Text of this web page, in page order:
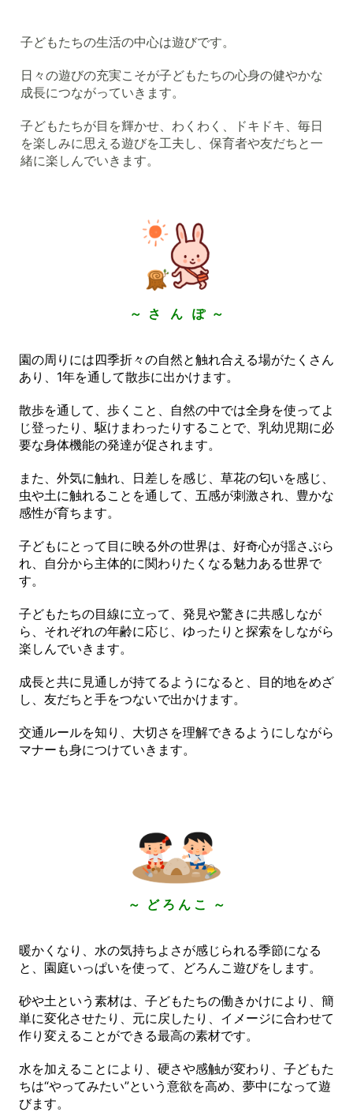
子どもたちの生活の中心は遊びです。
日々の遊びの充実こそが子どもたちの心身の健やかな
成長につながっていきます。
子どもたちが目を輝かせ、わくわく、ドキドキ、毎日
を楽しみに思える遊びを工夫し、保育者や友だちと一
緒に楽しんでいきます。
～ さ ん ぽ ～
園の周りには四季折々の自然と触れ合える場がたくさん
あり、1年を通して散歩に出かけます。
散歩を通して、歩くこと、自然の中では全身を使ってよ
じ登ったり、駆けまわったりすることで、乳幼児期に必
要な身体機能の発達が促されます。
また、外気に触れ、日差しを感じ、草花の匂いを感じ、
虫や土に触れることを通して、五感が刺激され、豊かな
感性が育ちます。
子どもにとって目に映る外の世界は、好奇心が揺さぶら
れ、自分から主体的に関わりたくなる魅力ある世界で
す。
子どもたちの目線に立って、発見や驚きに共感しなが
ら、それぞれの年齢に応じ、ゆったりと探索をしながら
楽しんでいきます。
成長と共に見通しが持てるようになると、目的地をめざ
し、友だちと手をつないで出かけます。
交通ルールを知り、大切さを理解できるようにしながら
マナーも身につけていきます。
～ ど ろ ん こ ～
暖かくなり、水の気持ちよさが感じられる季節になる
と、園庭いっぱいを使って、どろんこ遊びをします。
砂や土という素材は、子どもたちの働きかけにより、簡
単に変化させたり、元に戻したり、イメージに合わせて
作り変えることができる最高の素材です。
水を加えることにより、硬さや感触が変わり、子どもた
ちは“やってみたい”という意欲を高め、夢中になって遊
びます。